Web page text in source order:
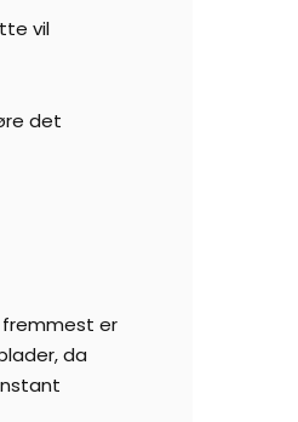
vil
det
fremmest er
da